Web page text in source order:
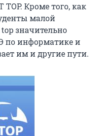
Кроме того, как
малой
значительно
по информатике и
им и другие пути.